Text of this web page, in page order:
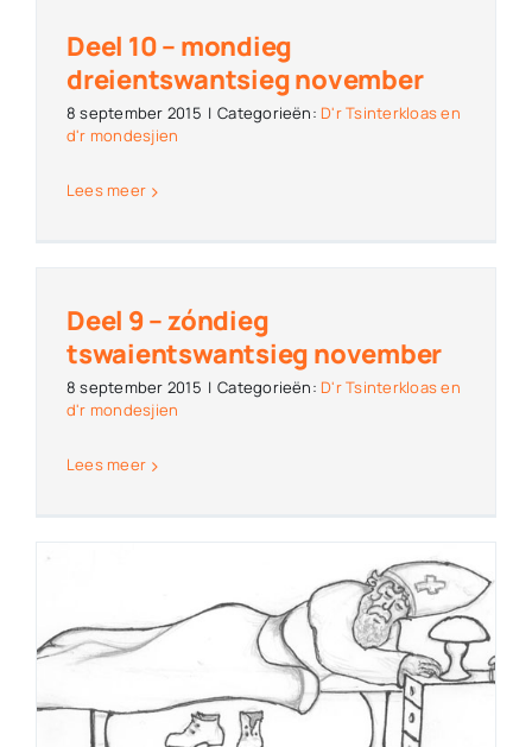
Deel 10 – mondieg
dreientswantsieg november
8 september 2015 | Categorieën: D'r Tsinterkloas en
d'r mondesjien
Lees meer
Deel 9 – zóndieg
tswaientswantsieg november
8 september 2015 | Categorieën: D'r Tsinterkloas en
d'r mondesjien
Lees meer